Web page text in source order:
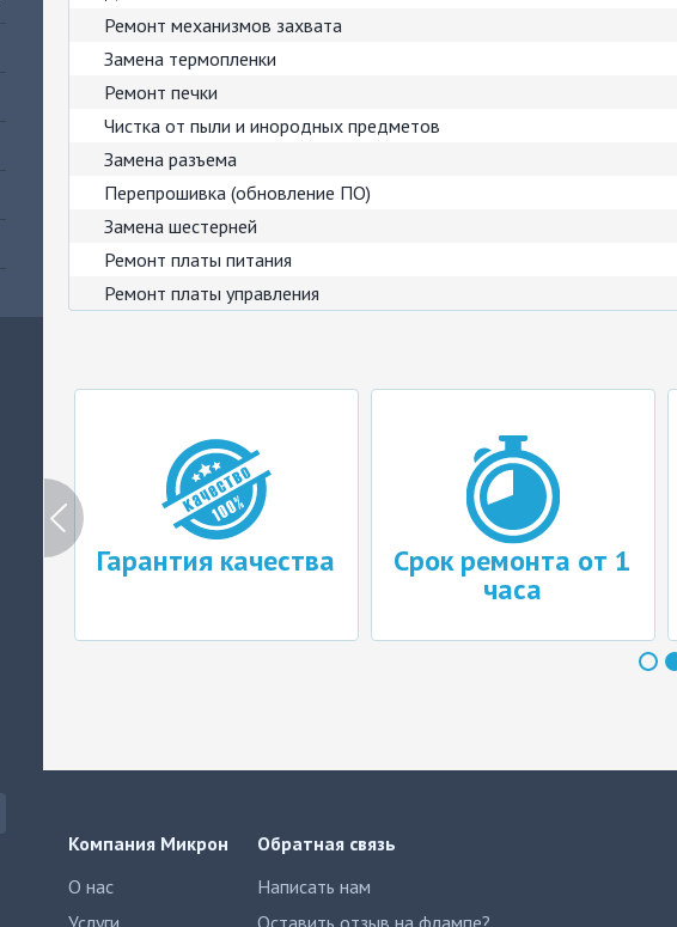
Ремонт механизмов захвата
Замена термопленки
Ремонт печки
Чистка от пыли и инородных предметов
Замена разъема
Перепрошивка (обновление ПО)
Замена шестерней
Ремонт платы питания
Ремонт платы управления
Гарантия качества Срок ремонта от 1
часа
Компания Микрон
О нас
Услуги
Обратная связь
Написать нам
Оставить отзыв на флампе?